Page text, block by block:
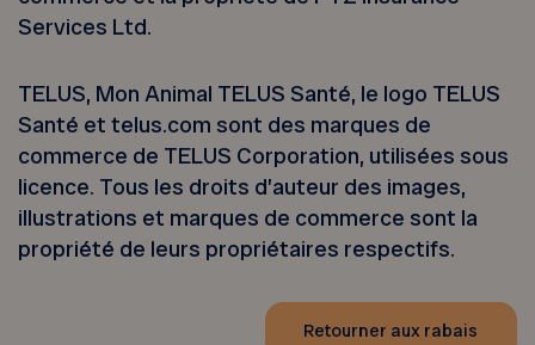
Services Ltd.
TELUS, Mon Animal TELUS Santé, le logo TELUS
Santé et telus.com sont des marques de
commerce de TELUS Corporation, utilisées sous
licence. Tous les droits d’auteur des images,
illustrations et marques de commerce sont la
propriété de leurs propriétaires respectifs.
Retourner aux rabais